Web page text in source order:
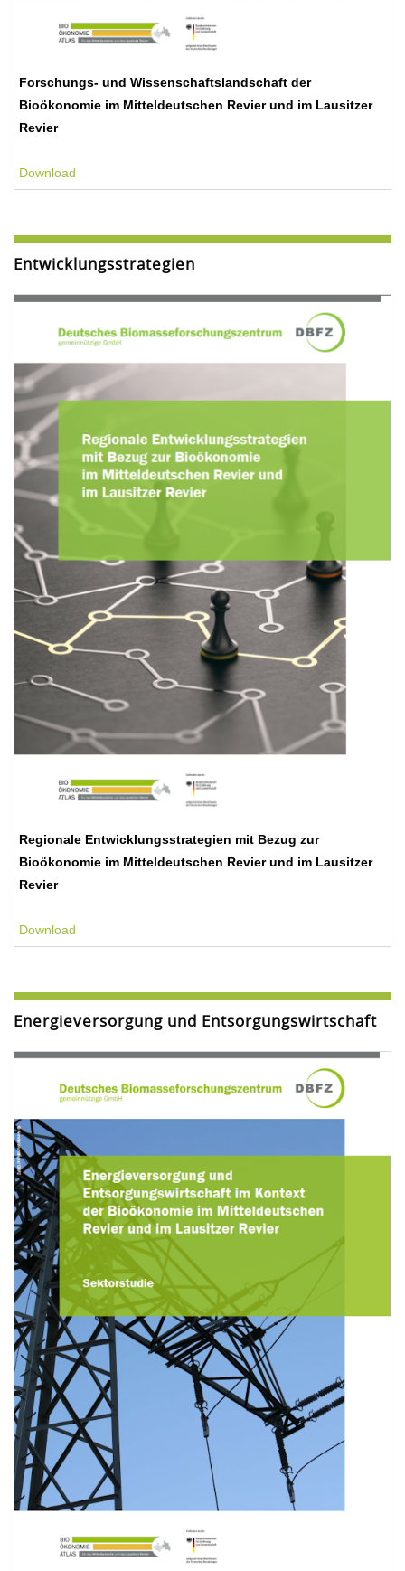
Forschungs- und Wissenschaftslandschaft der
Bioökonomie im Mitteldeutschen Revier und im Lausitzer
Revier
Download
Entwicklungsstrategien
Regionale Entwicklungsstrategien mit Bezug zur
Bioökonomie im Mitteldeutschen Revier und im Lausitzer
Revier
Download
Energieversorgung und Entsorgungswirtschaft